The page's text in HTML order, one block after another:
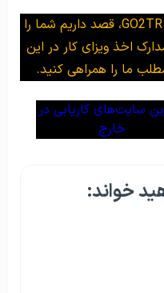
در این مقاله از موسسه مهاجرتی GO2TR، قصد داریم شما را
اخذ ویزای کار در این
ما را همراهی کنید.
سایت‌های کاریابی در
خارج
خواند: